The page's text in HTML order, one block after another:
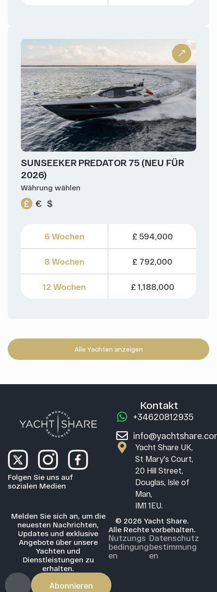
SUNSEEKER PREDATOR 75 (NEU FÜR
2026)
Währung wählen
£ € $
6 Wochen
8 Wochen
12 Wochen
£ 594,000
£ 792,000
£ 1,188,000
Alle Yachten anzeigen
Folgen Sie uns auf
sozialen Medien
Kontakt
+34620812935
Yacht Share UK,
St Mary's Court,
20 Hill Street,
Douglas, Isle of
Man,
IM1 1EU.
Melden Sie sich an, um die
neuesten Nachrichten,
Updates und exklusive
Angebote über unsere
Yachten und
Dienstleistungen zu
erhalten.
© 2026 Yacht Share.
Alle Rechte vorbehalten.
Nutzungs
bedingung
en
Datenschutz
bestimmung
en